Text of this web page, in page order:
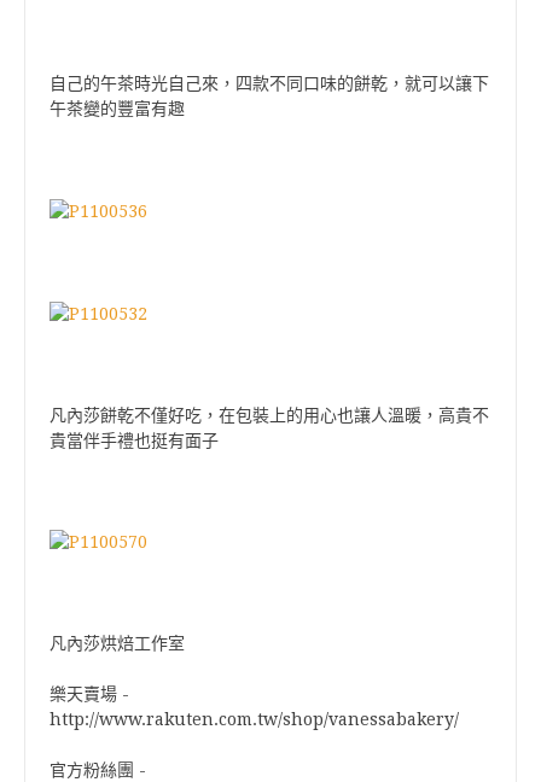
自己的午茶時光自己來，四款不同口味的餅乾，就可以讓下
午茶變的豐富有趣
凡內莎餅乾不僅好吃，在包裝上的用心也讓人溫暖，高貴不
貴當伴手禮也挺有面子
凡內莎烘焙工作室
樂天賣場 -
http://www.rakuten.com.tw/shop/vanessabakery/
官方粉絲團 -